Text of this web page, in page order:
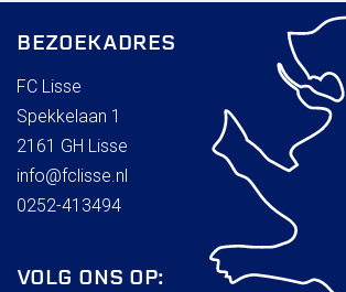
BEZOEKADRES
FC Lisse
Spekkelaan 1
2161 GH Lisse
info@fclisse.nl
0252-413494
VOLG ONS OP: